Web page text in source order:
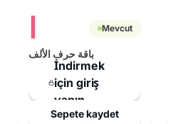
Mevcut
باقة حرف الألف
İndirmek
için giriş
yapın
Sepete kaydet